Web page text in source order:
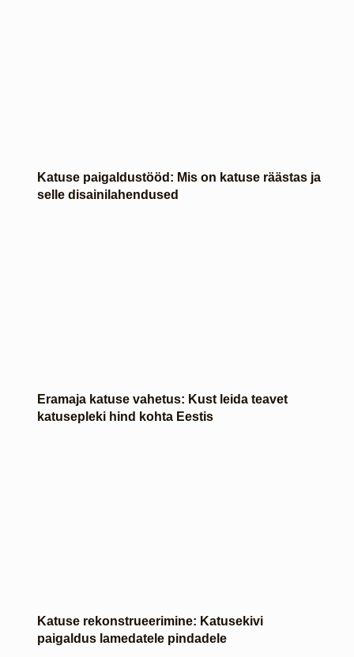
Katuse paigaldustööd: Mis on katuse räästas ja
selle disainilahendused
Eramaja katuse vahetus: Kust leida teavet
katusepleki hind kohta Eestis
Katuse rekonstrueerimine: Katusekivi
paigaldus lamedatele pindadele